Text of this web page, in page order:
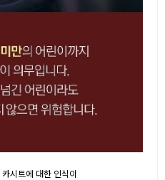
시트에 대한 인식이